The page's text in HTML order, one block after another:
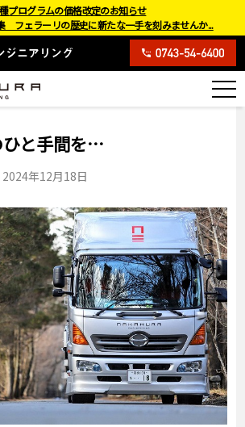
ひと手間を…
2024年12月18日
プログラムの価格改定のお知らせ
フェラーリの歴史に新たな一手を刻みませんか...